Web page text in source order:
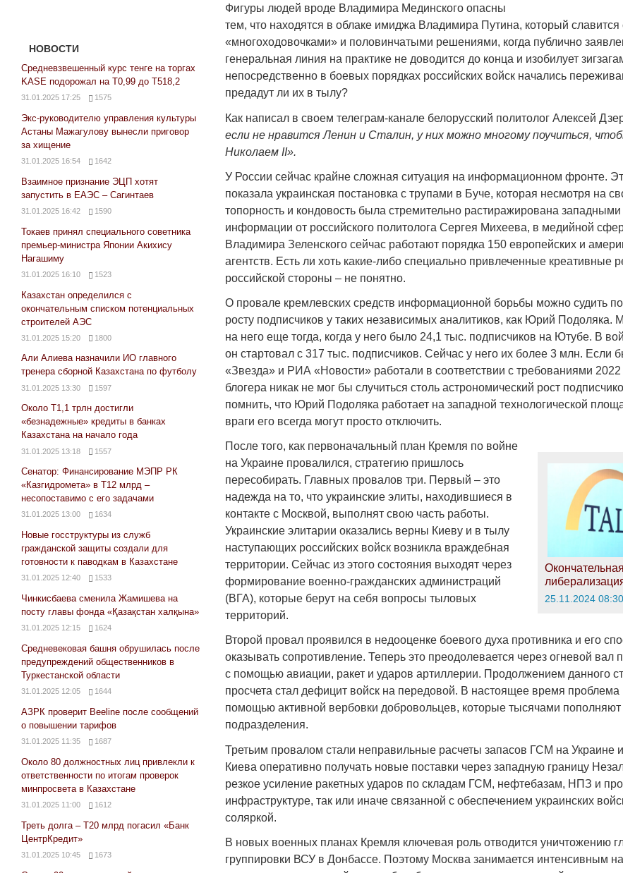
Фигуры людей вроде Владимира Мединского опасны
тем, что находятся в облаке имиджа Владимира Путина, который славится
«многоходовочками» и половинчатыми решениями, когда публично
генеральная линия на практике не доводится до конца и изобилует
непосредственно в боевых порядках российских войск начались
предадут ли их в тылу?
Как написал в своем телеграм-канале белорусский политолог Алексей
если не нравится Ленин и Сталин, у них можно многому поучиться,
Николаем II».
У России сейчас крайне сложная ситуация на информационном фронте.
показала украинская постановка с трупами в Буче, которая несмотря на
топорность и кондовость была стремительно растиражирована
информации от российского политолога Сергея Михеева, в медийной
Владимира Зеленского сейчас работают порядка 150 европейских и
агентств. Есть ли хоть какие-либо специально привлеченные креативные
российской стороны – не понятно.
О провале кремлевских средств информационной борьбы можно судить
росту подписчиков у таких независимых аналитиков, как Юрий Подоляка.
на него еще тогда, когда у него было 24,1 тыс. подписчиков на Ютубе. В
он стартовал с 317 тыс. подписчиков. Сейчас у него их более 3 млн. Если
«Звезда» и РИА «Новости» работали в соответствии с требованиями 2022
блогера никак не мог бы случиться столь астрономический рост
помнить, что Юрий Подоляка работает на западной технологической
враги его всегда могут просто отключить.
Окончательная
25.11.2024 08:30
После того, как первоначальный план Кремля по войне
на Украине провалился, стратегию пришлось
пересобирать. Главных провалов три. Первый – это
надежда на то, что украинские элиты, находившиеся в
контакте с Москвой, выполнят свою часть работы.
Украинские элитарии оказались верны Киеву и в тылу
наступающих российских войск возникла враждебная
территории. Сейчас из этого состояния выходят через
формирование военно-гражданских администраций
(ВГА), которые берут на себя вопросы тыловых
территорий.
Второй провал проявился в недооценке боевого духа противника и его
оказывать сопротивление. Теперь это преодолевается через огневой вал
с помощью авиации, ракет и ударов артиллерии. Продолжением данного
просчета стал дефицит войск на передовой. В настоящее время проблема
помощью активной вербовки добровольцев, которые тысячами
подразделения.
Третьим провалом стали неправильные расчеты запасов ГСМ на Украине
Киева оперативно получать новые поставки через западную границу
резкое усиление ракетных ударов по складам ГСМ, нефтебазам, НПЗ и
инфраструктуре, так или иначе связанной с обеспечением украинских
соляркой.
В новых военных планах Кремля ключевая роль отводится уничтожению
группировки ВСУ в Донбассе. Поэтому Москва занимается интенсивным
НОВОСТИ
Средневзвешенный курс тенге на торгах
KASE подорожал на Т0,99 до Т518,2
31.01.2025 17:25 1575
Экс-руководителю управления культуры
Астаны Мажагулову вынесли приговор
за хищение
31.01.2025 16:54 1642
Взаимное признание ЭЦП хотят
запустить в ЕАЭС – Сагинтаев
31.01.2025 16:42 1590
Токаев принял специального советника
премьер-министра Японии Акихису
Нагашиму
31.01.2025 16:10 1523
Казахстан определился с
окончательным списком потенциальных
строителей АЭС
31.01.2025 15:20 1800
Али Алиева назначили ИО главного
тренера сборной Казахстана по футболу
31.01.2025 13:30 1597
Около Т1,1 трлн достигли
«безнадежные» кредиты в банках
Казахстана на начало года
31.01.2025 13:18 1557
Сенатор: Финансирование МЭПР РК
«Казгидромета» в Т12 млрд –
несопоставимо с его задачами
31.01.2025 13:00 1634
Новые госструктуры из служб
гражданской защиты создали для
готовности к паводкам в Казахстане
31.01.2025 12:40 1533
Чинкисбаева сменила Жамишева на
посту главы фонда «Қазақстан халқына»
31.01.2025 12:15 1624
Средневековая башня обрушилась после
предупреждений общественников в
Туркестанской области
31.01.2025 12:05 1644
АЗРК проверит Beeline после сообщений
о повышении тарифов
31.01.2025 11:35 1687
Около 80 должностных лиц привлекли к
ответственности по итогам проверок
минпросвета в Казахстане
31.01.2025 11:00 1612
Треть долга – Т20 млрд погасил «Банк
ЦентрКредит»
31.01.2025 10:45 1673